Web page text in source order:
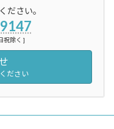
ださい。
祝除く ]
ださい